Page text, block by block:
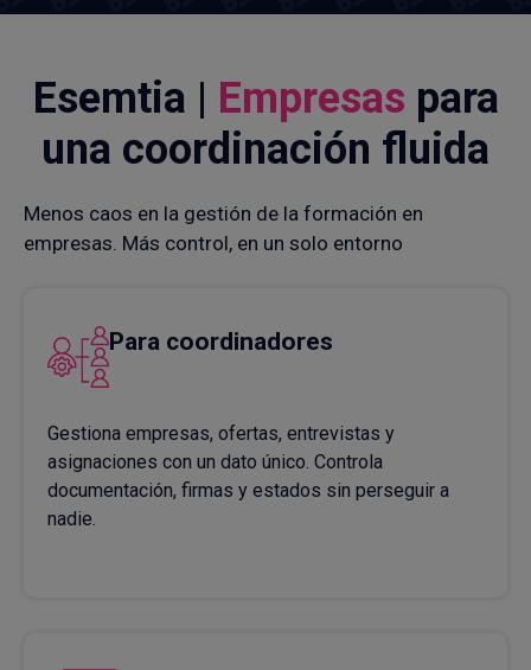
Esemtia | Empresas para
una coordinación fluida
Menos caos en la gestión de la formación en
empresas. Más control, en un solo entorno
Para coordinadores
Gestiona empresas, ofertas, entrevistas y
asignaciones con un dato único. Controla
documentación, firmas y estados sin perseguir a
nadie.